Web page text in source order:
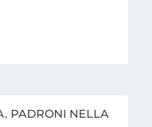
PADRONI NELLA